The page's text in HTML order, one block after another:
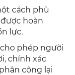
cách phù
hoàn
lực.
phép người
chính xác
công lại